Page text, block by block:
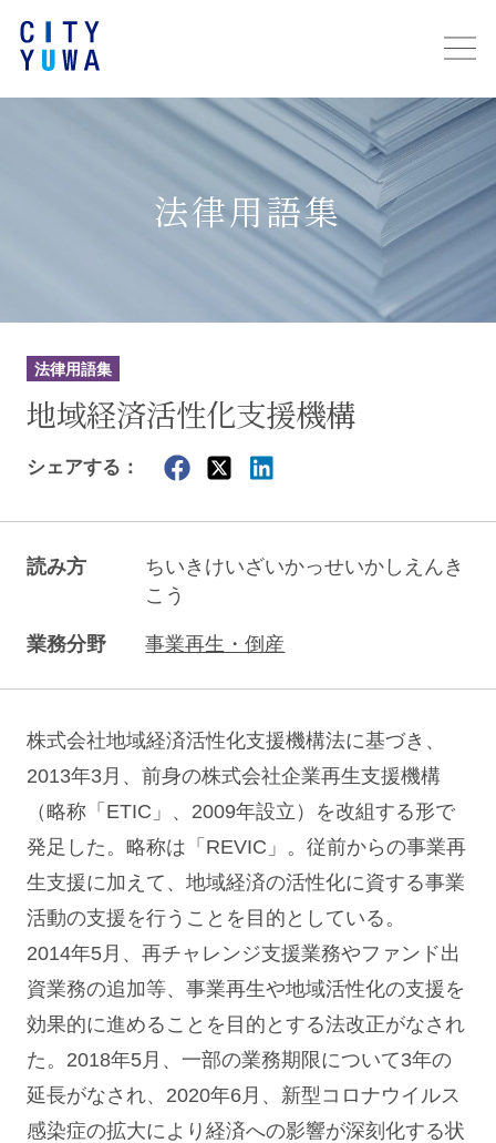
法律用語集
法律用語集
地域経済活性化支援機構
シェアする：
読み方
ちいきけいざいかっせいかしえんき
こう
業務分野 事業再生・倒産
株式会社地域経済活性化支援機構法に基づき、
2013年3月、前身の株式会社企業再生支援機構
（略称「ETIC」、2009年設立）を改組する形で
発足した。略称は「REVIC」。従前からの事業再
生支援に加えて、地域経済の活性化に資する事業
活動の支援を行うことを目的としている。
2014年5月、再チャレンジ支援業務やファンド出
資業務の追加等、事業再生や地域活性化の支援を
効果的に進めることを目的とする法改正がなされ
た。2018年5月、一部の業務期限について3年の
延長がなされ、2020年6月、新型コロナウイルス
感染症の拡大により経済への影響が深刻化する状